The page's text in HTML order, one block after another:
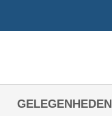
GELEGENHEDEN